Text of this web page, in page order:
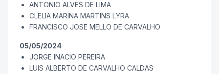
ANTONIO ALVES DE LIMA
CLELIA MARINA MARTINS LYRA
FRANCISCO JOSE MELLO DE CARVALHO
05/05/2024
JORGE INACIO PEREIRA
LUIS ALBERTO DE CARVALHO CALDAS